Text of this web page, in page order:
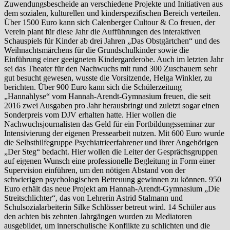
Zuwendungsbescheide an verschiedene Projekte und Initiativen aus
dem sozialen, kulturellen und kinderspezifischen Bereich verteilen.
Über 1500 Euro kann sich Calenberger Cultour & Co freuen, der
Verein plant für diese Jahr die Aufführungen des interaktiven
Schauspiels für Kinder ab drei Jahren „Das Obstgärtchen“ und des
Weihnachtsmärchens für die Grundschulkinder sowie die
Einführung einer geeigneten Kindergarderobe. Auch im letzten Jahr
sei das Theater für den Nachwuchs mit rund 300 Zuschauern sehr
gut besucht gewesen, wusste die Vorsitzende, Helga Winkler, zu
berichten. Über 900 Euro kann sich die Schülerzeitung
„Hannahlyse“ vom Hannah-Arendt-Gymnasium freuen, die seit
2016 zwei Ausgaben pro Jahr herausbringt und zuletzt sogar einen
Sonderpreis vom DJV erhalten hatte. Hier wollen die
Nachwuchsjournalisten das Geld für ein Fortbildungsseminar zur
Intensivierung der eigenen Pressearbeit nutzen. Mit 600 Euro wurde
die Selbsthilfegruppe Psychiatrieerfahrener und ihrer Angehörigen
„Der Steg“ bedacht. Hier wollen die Leiter der Gesprächsgruppen
auf eigenen Wunsch eine professionelle Begleitung in Form einer
Supervision einführen, um den nötigen Abstand von der
schwierigen psychologischen Betreuung gewinnen zu können. 950
Euro erhält das neue Projekt am Hannah-Arendt-Gymnasium „Die
Streitschlichter“, das von Lehrerin Astrid Stalmann und
Schulsozialarbeiterin Silke Schlösser betreut wird. 14 Schüler aus
den achten bis zehnten Jahrgängen wurden zu Mediatoren
ausgebildet, um innerschulische Konflikte zu schlichten und die